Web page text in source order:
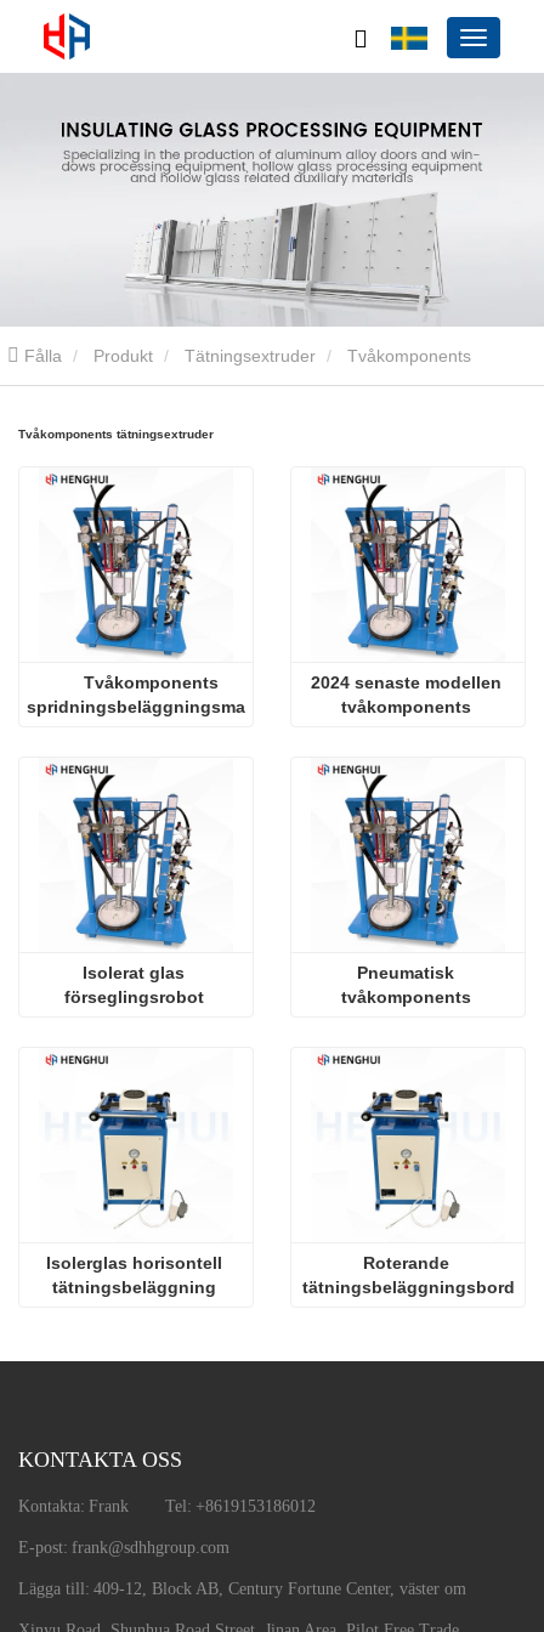
Fålla Produkt Tätningsextruder
Tvåkomponents tätningsextruder
Tvåkomponents
spridningsbeläggningsmaskin
2024 senaste modellen
tvåkomponents
Isolerat glas
förseglingsrobot
Pneumatisk
tvåkomponents
Isolerglas horisontell
tätningsbeläggning
Roterande
tätningsbeläggningsbord
KONTAKTA OSS
Kontakta: Frank Tel: +8619153186012
E-post: frank@sdhhgroup.com
Lägga till: 409-12, Block AB, Century Fortune Center, väster om